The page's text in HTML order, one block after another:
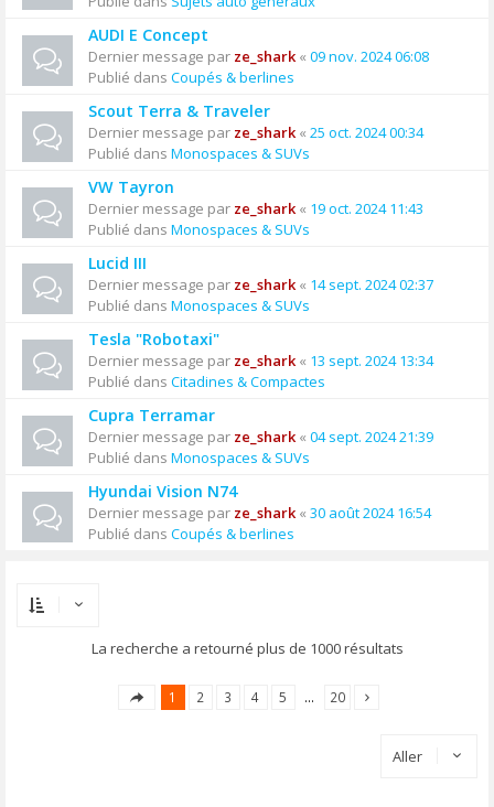
AUDI E Concept
Dernier message par ze_shark« 09 nov. 2024 06:08
Publié dans Coupés & berlines
Scout Terra & Traveler
Dernier message par ze_shark« 25 oct. 2024 00:34
Publié dans Monospaces & SUVs
VW Tayron
Dernier message par ze_shark« 19 oct. 2024 11:43
Publié dans Monospaces & SUVs
Lucid III
Dernier message par ze_shark« 14 sept. 2024 02:37
Publié dans Monospaces & SUVs
Tesla "Robotaxi"
Dernier message par ze_shark« 13 sept. 2024 13:34
Publié dans Citadines & Compactes
Cupra Terramar
Dernier message par ze_shark« 04 sept. 2024 21:39
Publié dans Monospaces & SUVs
Hyundai Vision N74
Dernier message par ze_shark« 30 août 2024 16:54
Publié dans Coupés & berlines
La recherche a retourné plus de 1000 résultats
1 2 3 4 5 … 20
Aller